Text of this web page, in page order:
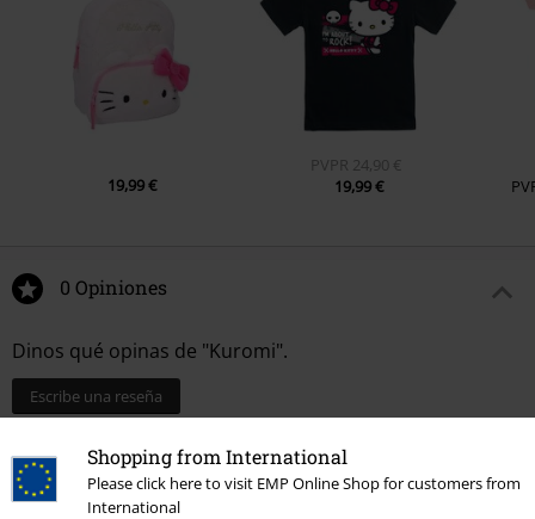
Shopping from International
Please click here to visit EMP Online Shop for customers from
International
19,99 €
PVPR 24,90 €
19,99 €
0 Opiniones
Dinos qué opinas de "Kuromi".
Escribe una reseña